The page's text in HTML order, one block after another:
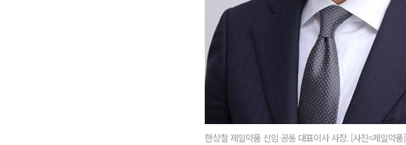
한상철 제일약품 신임 공동 대표이사 사장. [사진=제일약품]